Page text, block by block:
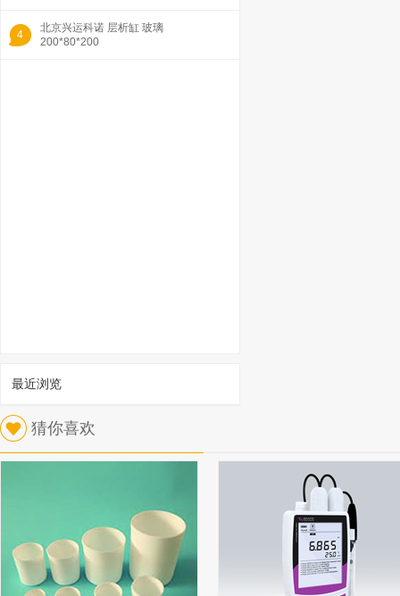
4
北京兴运科诺 层析缸 玻璃
200*80*200
北京兴运科诺 层析缸 玻璃 100*80*100
最近浏览
猜你喜欢